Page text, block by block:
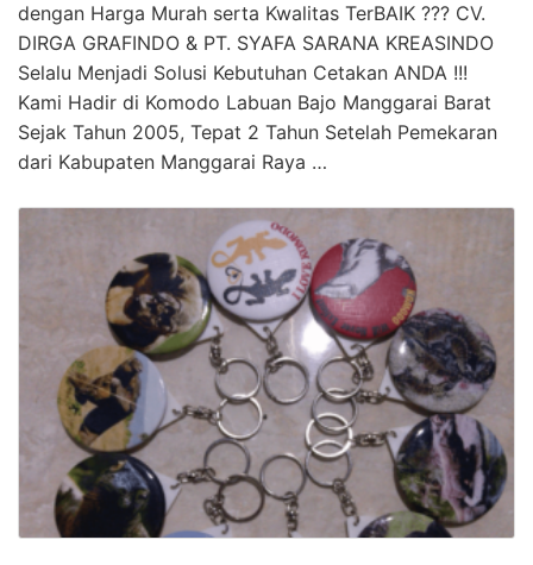
dengan Harga Murah serta Kwalitas TerBAIK ??? CV.
DIRGA GRAFINDO & PT. SYAFA SARANA KREASINDO
Selalu Menjadi Solusi Kebutuhan Cetakan ANDA !!!
Kami Hadir di Komodo Labuan Bajo Manggarai Barat
Sejak Tahun 2005, Tepat 2 Tahun Setelah Pemekaran
dari Kabupaten Manggarai Raya …